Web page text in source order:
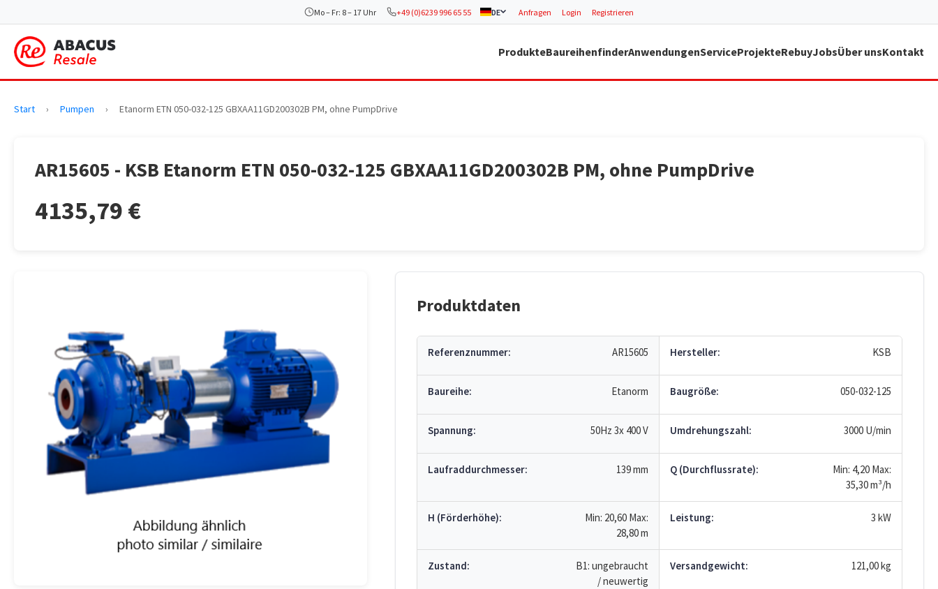
Mo – Fr: 8 – 17 Uhr +49 (0)6239 996 65 55 DE Anfragen Login Registrieren
ProdukteBaureihenfinderAnwendungenServiceProjekteRebuyJobsÜber unsKontakt
Start › Pumpen › Etanorm ETN 050-032-125 GBXAA11GD200302B PM, ohne PumpDrive
AR15605 - KSB Etanorm ETN 050-032-125 GBXAA11GD200302B PM, ohne PumpDrive
4135,79 €
Produktdaten
Referenznummer: AR15605 Hersteller: KSB
Baureihe: Etanorm Baugröße: 050-032-125
Spannung: 50Hz 3x 400 V Umdrehungszahl: 3000 U/min
Laufraddurchmesser: 139 mm Q (Durchflussrate): Min: 4,20 Max:
35,30m³/h
H (Förderhöhe): Min: 20,60 Max:
28,80m
Leistung: 3 kW
Zustand:
B1: ungebraucht
/ neuwertig
Versandgewicht: 121,00 kg